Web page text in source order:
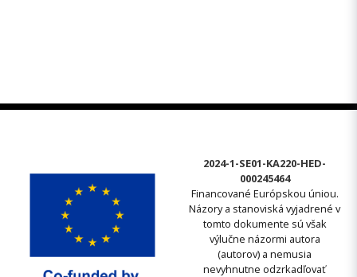
2024-1-SE01-KA220-HED-
000245464
Financované Európskou úniou.
Názory a stanoviská vyjadrené v
tomto dokumente sú však
výlučne názormi autora
(autorov) a nemusia
nevyhnutne odzrkadľovať